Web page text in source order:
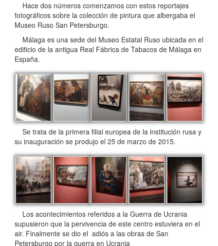
Hace dos números comenzamos con estos reportajes
fotográficos sobre la colección de pintura que albergaba el
Museo Ruso San Petersburgo.
Málaga es una sede del Museo Estatal Ruso ubicada en el
edificio de la antigua Real Fábrica de Tabacos de Málaga en
España.
Se trata de la primera filial europea de la institución rusa y
su inauguración se produjo el 25 de marzo de 2015​.
Los acontecimientos referidos a la Guerra de Ucrania
supusieron que la pervivencia de este centro estuviera en el
air. Finalmente se dio el adiós a las obras de San
Petersburgo por la guerra en Ucrania